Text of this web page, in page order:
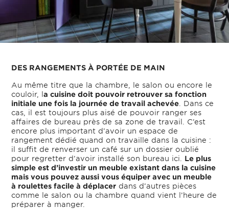
DES RANGEMENTS À PORTÉE DE MAIN
Au même titre que la chambre, le salon ou encore le
couloir, la cuisine doit pouvoir retrouver sa fonction
initiale une fois la journée de travail achevée . Dans ce
cas, il est toujours plus aisé de pouvoir ranger ses
affaires de bureau près de sa zone de travail. C’est
encore plus important d’avoir un espace de
rangement dédié quand on travaille dans la cuisine :
il suffit de renverser un café sur un dossier oublié
pour regretter d’avoir installé son bureau ici. Le plus
simple est d’investir un meuble existant dans la cuisine
mais vous pouvez aussi vous équiper avec un meuble
à roulettes facile à déplacer dans d’autres pièces
comme le salon ou la chambre quand vient l’heure de
préparer à manger.